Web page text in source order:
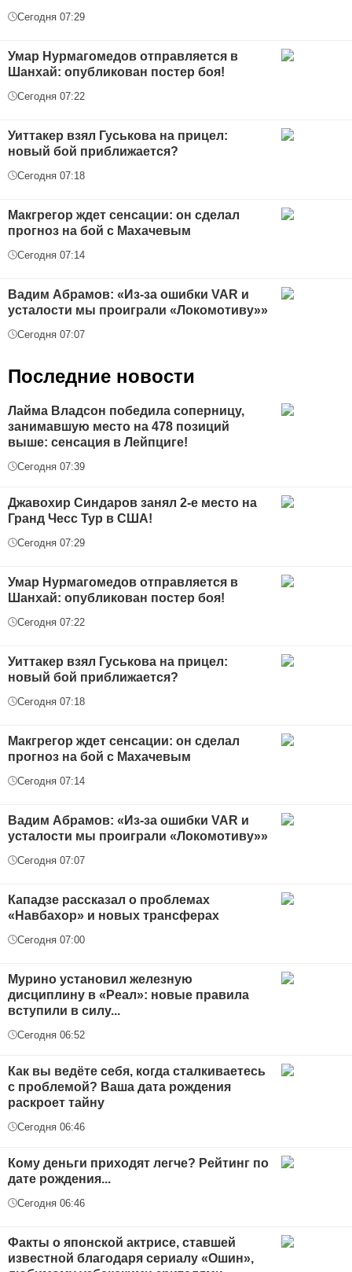
Сегодня 07:29
Умар Нурмагомедов отправляется в
Шанхай: опубликован постер боя!
Сегодня 07:22
Уиттакер взял Гуськова на прицел:
новый бой приближается?
Сегодня 07:18
Макгрегор ждет сенсации: он сделал
прогноз на бой с Махачевым
Сегодня 07:14
Вадим Абрамов: «Из-за ошибки VAR и
усталости мы проиграли «Локомотиву»»
Сегодня 07:07
Последние новости
Лайма Владсон победила соперницу,
занимавшую место на 478 позиций
выше: сенсация в Лейпциге!
Сегодня 07:39
Джавохир Синдаров занял 2-е место на
Гранд Чесс Тур в США!
Сегодня 07:29
Умар Нурмагомедов отправляется в
Шанхай: опубликован постер боя!
Сегодня 07:22
Уиттакер взял Гуськова на прицел:
новый бой приближается?
Сегодня 07:18
Макгрегор ждет сенсации: он сделал
прогноз на бой с Махачевым
Сегодня 07:14
Вадим Абрамов: «Из-за ошибки VAR и
усталости мы проиграли «Локомотиву»»
Сегодня 07:07
Кападзе рассказал о проблемах
«Навбахор» и новых трансферах
Сегодня 07:00
Мурино установил железную
дисциплину в «Реал»: новые правила
вступили в силу...
Сегодня 06:52
Как вы ведёте себя, когда сталкиваетесь
с проблемой? Ваша дата рождения
раскроет тайну
Сегодня 06:46
Кому деньги приходят легче? Рейтинг по
дате рождения...
Сегодня 06:46
Факты о японской актрисе, ставшей
известной благодаря сериалу «Ошин»,